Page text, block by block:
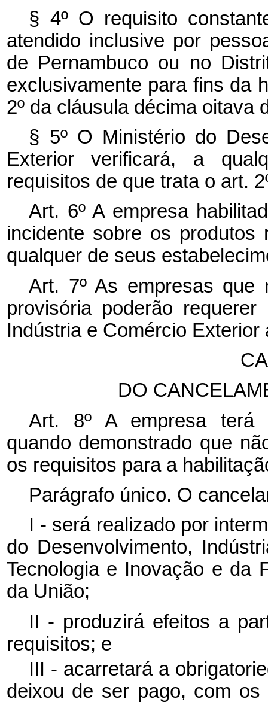
§ 4º O requisito
atendido inclusive por
de Pernambuco ou no
exclusivamente para fins da
2º da cláusula décima oitava
§ 5º O Ministério do
Exterior verificará, a
requisitos de que trata o art.
Art. 6º A empresa
incidente sobre os
qualquer de seus
Art. 7º As empresas que
provisória poderão
Indústria e Comércio
DO
Art. 8º A empresa terá
quando demonstrado que
os requisitos para a
Parágrafo único. O
I - será realizado por
do Desenvolvimento,
Tecnologia e Inovação e da
da União;
II - produzirá efeitos a
requisitos; e
III - acarretará a
deixou de ser pago, com